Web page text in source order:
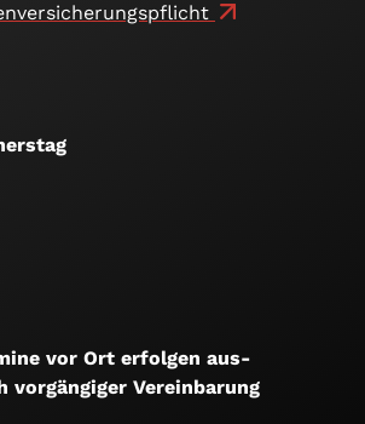
vor Ort erfolgen aus­
vorgängiger Vereinbarung